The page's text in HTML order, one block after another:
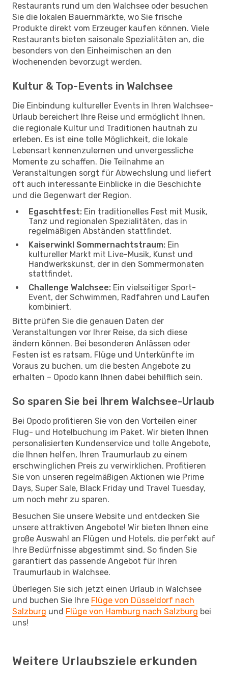
Restaurants rund um den Walchsee oder besuchen
Sie die lokalen Bauernmärkte, wo Sie frische
Produkte direkt vom Erzeuger kaufen können. Viele
Restaurants bieten saisonale Spezialitäten an, die
besonders von den Einheimischen an den
Wochenenden bevorzugt werden.
Kultur & Top-Events in Walchsee
Die Einbindung kultureller Events in Ihren Walchsee-
Urlaub bereichert Ihre Reise und ermöglicht Ihnen,
die regionale Kultur und Traditionen hautnah zu
erleben. Es ist eine tolle Möglichkeit, die lokale
Lebensart kennenzulernen und unvergessliche
Momente zu schaffen. Die Teilnahme an
Veranstaltungen sorgt für Abwechslung und liefert
oft auch interessante Einblicke in die Geschichte
und die Gegenwart der Region.
Egaschtfest: Ein traditionelles Fest mit Musik,
Tanz und regionalen Spezialitäten, das in
regelmäßigen Abständen stattfindet.
Kaiserwinkl Sommernachtstraum: Ein
kultureller Markt mit Live-Musik, Kunst und
Handwerkskunst, der in den Sommermonaten
stattfindet.
Challenge Walchsee: Ein vielseitiger Sport-
Event, der Schwimmen, Radfahren und Laufen
kombiniert.
Bitte prüfen Sie die genauen Daten der
Veranstaltungen vor Ihrer Reise, da sich diese
ändern können. Bei besonderen Anlässen oder
Festen ist es ratsam, Flüge und Unterkünfte im
Voraus zu buchen, um die besten Angebote zu
erhalten – Opodo kann Ihnen dabei behilflich sein.
So sparen Sie bei Ihrem Walchsee-Urlaub
Bei Opodo profitieren Sie von den Vorteilen einer
Flug- und Hotelbuchung im Paket. Wir bieten Ihnen
personalisierten Kundenservice und tolle Angebote,
die Ihnen helfen, Ihren Traumurlaub zu einem
erschwinglichen Preis zu verwirklichen. Profitieren
Sie von unseren regelmäßigen Aktionen wie Prime
Days, Super Sale, Black Friday und Travel Tuesday,
um noch mehr zu sparen.
Besuchen Sie unsere Website und entdecken Sie
unsere attraktiven Angebote! Wir bieten Ihnen eine
große Auswahl an Flügen und Hotels, die perfekt auf
Ihre Bedürfnisse abgestimmt sind. So finden Sie
garantiert das passende Angebot für Ihren
Traumurlaub in Walchsee.
Überlegen Sie sich jetzt einen Urlaub in Walchsee
und buchen Sie Ihre Flüge von Düsseldorf nach
Salzburg und Flüge von Hamburg nach Salzburg bei
uns!
Weitere Urlaubsziele erkunden